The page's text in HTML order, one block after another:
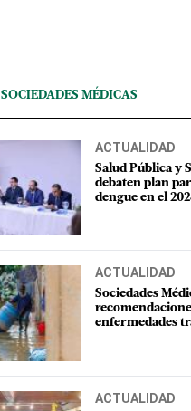
SOCIEDADES MÉDICAS
ACTUALIDAD
Salud Pública y
debaten plan
dengue en el
ACTUALIDAD
Sociedades
enfermedades
ACTUALIDAD